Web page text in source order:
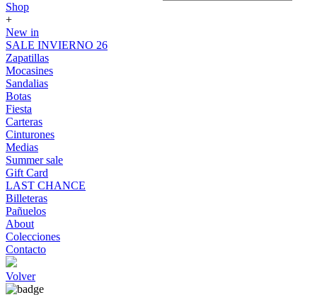
Shop
+
New in
SALE INVIERNO 26
Zapatillas
Mocasines
Sandalias
Botas
Fiesta
Carteras
Cinturones
Medias
Summer sale
Gift Card
LAST CHANCE
Billeteras
Pañuelos
About
Colecciones
Contacto
Volver